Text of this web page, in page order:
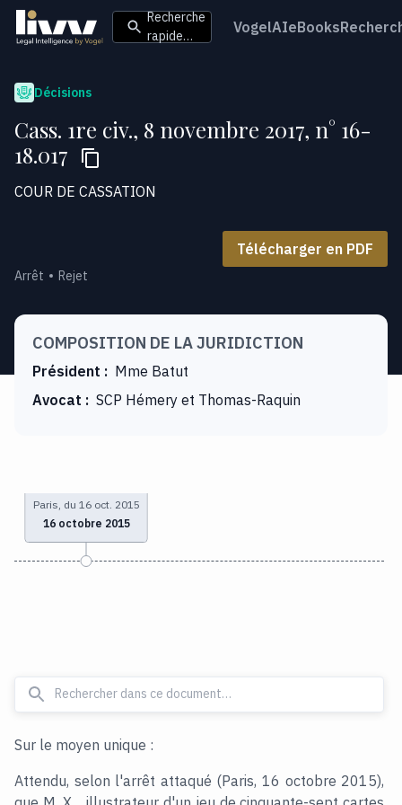
Recherche
rapide…
VogelAIeBooks
Décisions
Cass. 1re civ., 8 novembre 2017, n° 16-
18.017
COUR DE CASSATION
Télécharger en PDF
Arrêt Rejet
COMPOSITION DE LA JURIDICTION
Président : Mme Batut
Avocat : SCP Hémery et Thomas-Raquin
Paris, du 16 oct. 2015
16 octobre 2015
Sur le moyen unique :
Attendu, selon l'arrêt attaqué (Paris, 16 octobre 2015),